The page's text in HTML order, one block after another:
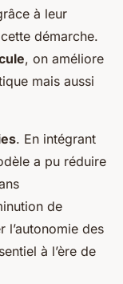
à leur
démarche.
, on améliore
mais aussi
. En intégrant
a pu réduire
de
l’autonomie des
à l’ère de